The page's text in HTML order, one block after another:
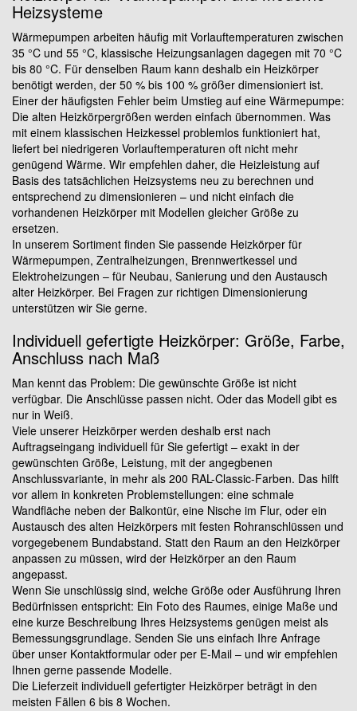
Heizsysteme
Wärmepumpen arbeiten häufig mit Vorlauftemperaturen zwischen
35 °C und 55 °C, klassische Heizungsanlagen dagegen mit 70 °C
bis 80 °C. Für denselben Raum kann deshalb ein Heizkörper
benötigt werden, der 50 % bis 100 % größer dimensioniert ist.
Einer der häufigsten Fehler beim Umstieg auf eine Wärmepumpe:
Die alten Heizkörpergrößen werden einfach übernommen. Was
mit einem klassischen Heizkessel problemlos funktioniert hat,
liefert bei niedrigeren Vorlauftemperaturen oft nicht mehr
genügend Wärme. Wir empfehlen daher, die Heizleistung auf
Basis des tatsächlichen Heizsystems neu zu berechnen und
entsprechend zu dimensionieren – und nicht einfach die
vorhandenen Heizkörper mit Modellen gleicher Größe zu
ersetzen.
In unserem Sortiment finden Sie passende Heizkörper für
Wärmepumpen, Zentralheizungen, Brennwertkessel und
Elektroheizungen – für Neubau, Sanierung und den Austausch
alter Heizkörper. Bei Fragen zur richtigen Dimensionierung
unterstützen wir Sie gerne.
Individuell gefertigte Heizkörper: Größe, Farbe,
Anschluss nach Maß
Man kennt das Problem: Die gewünschte Größe ist nicht
verfügbar. Die Anschlüsse passen nicht. Oder das Modell gibt es
nur in Weiß.
Viele unserer Heizkörper werden deshalb erst nach
Auftragseingang individuell für Sie gefertigt – exakt in der
gewünschten Größe, Leistung, mit der angegbenen
Anschlussvariante, in mehr als 200 RAL-Classic-Farben. Das hilft
vor allem in konkreten Problemstellungen: eine schmale
Wandfläche neben der Balkontür, eine Nische im Flur, oder ein
Austausch des alten Heizkörpers mit festen Rohranschlüssen und
vorgegebenem Bundabstand. Statt den Raum an den Heizkörper
anpassen zu müssen, wird der Heizkörper an den Raum
angepasst.
Wenn Sie unschlüssig sind, welche Größe oder Ausführung Ihren
Bedürfnissen entspricht: Ein Foto des Raumes, einige Maße und
eine kurze Beschreibung Ihres Heizsystems genügen meist als
Bemessungsgrundlage. Senden Sie uns einfach Ihre Anfrage
über unser Kontaktformular oder per E-Mail – und wir empfehlen
Ihnen gerne passende Modelle.
Die Lieferzeit individuell gefertigter Heizkörper beträgt in den
meisten Fällen 6 bis 8 Wochen.